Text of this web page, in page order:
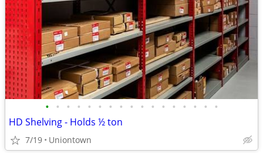
• • • • • • • • • • • • • • • • •
HD Shelving - Holds ½ ton
7/19 Uniontown